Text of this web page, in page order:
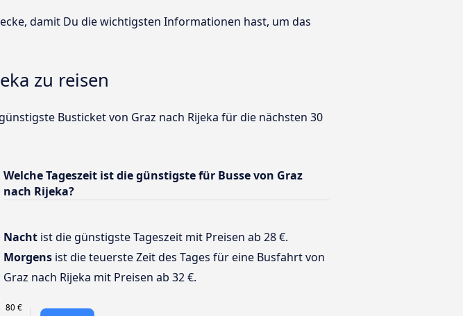
damit Du die wichtigsten Informationen hast, um das
zu reisen
Busticket von Graz nach Rijeka für die nächsten 30
Welche Tageszeit ist die günstigste für Busse von Graz
nach Rijeka?
Nacht ist die günstigste Tageszeit mit Preisen ab 28 €.
Morgens ist die teuerste Zeit des Tages für eine Busfahrt von
Graz nach Rijeka mit Preisen ab 32 €.